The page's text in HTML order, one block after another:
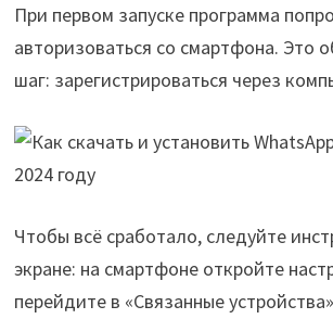
При первом запуске программа
авторизоваться со смартфона. Это
шаг: зарегистрироваться через
Чтобы всё сработало, следуйте
экране: на смартфоне откройте
перейдите в «Связанные